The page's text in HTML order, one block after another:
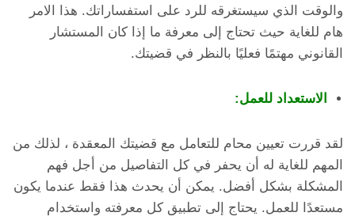
والوقت الذي سيستغرقه للرد على استفساراتك. هذا الامر
هام للغاية حيث تحتاج إلى معرفة ما إذا كان المستشار
القانوني مهتمًا فعليًا بالنظر في قضيتك.
الاستعداد للعمل:
لقد قررت تعيين محام للتعامل مع قضيتك المعقدة ، لذلك من
المهم للغاية له أن يحفر في كل التفاصيل من أجل فهم
المشكلة بشكل أفضل. يمكن أن يحدث هذا فقط عندما يكون
مستعدًا للعمل. يحتاج إلى تطبيق كل معرفته واستخدام